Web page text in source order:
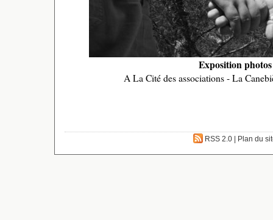
Exposition photos
A La Cité des associations - La
RSS 2.0 Plan du